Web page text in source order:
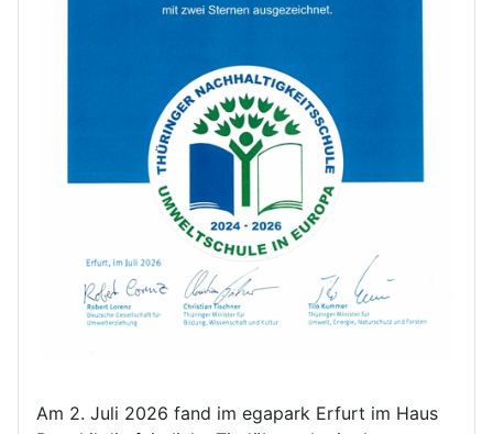
Am 2. Juli 2026 fand im egapark Erfurt im Haus